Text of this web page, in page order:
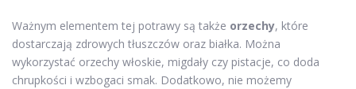
Ważnym elementem tej potrawy są także orzechy, które
dostarczają zdrowych tłuszczów oraz białka. Można
wykorzystać orzechy włoskie, migdały czy pistacje, co doda
chrupkości i wzbogaci smak. Dodatkowo, nie możemy